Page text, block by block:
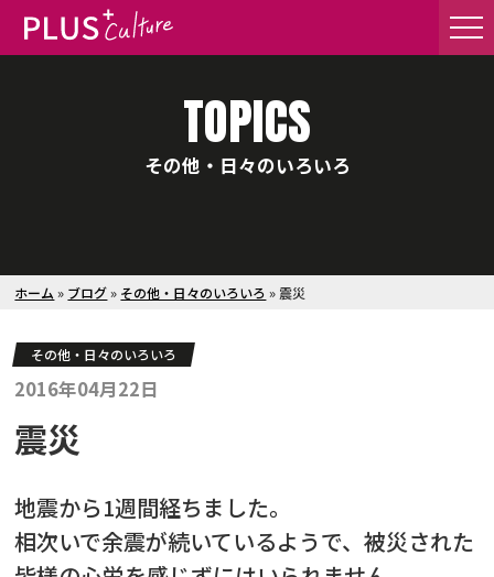
TOPICS
その他・日々のいろいろ
ホーム » ブログ» その他・日々のいろいろ » 震災
その他・日々のいろいろ
2016年04月22日
震災
地震から1週間経ちました。
相次いで余震が続いているようで、被災された